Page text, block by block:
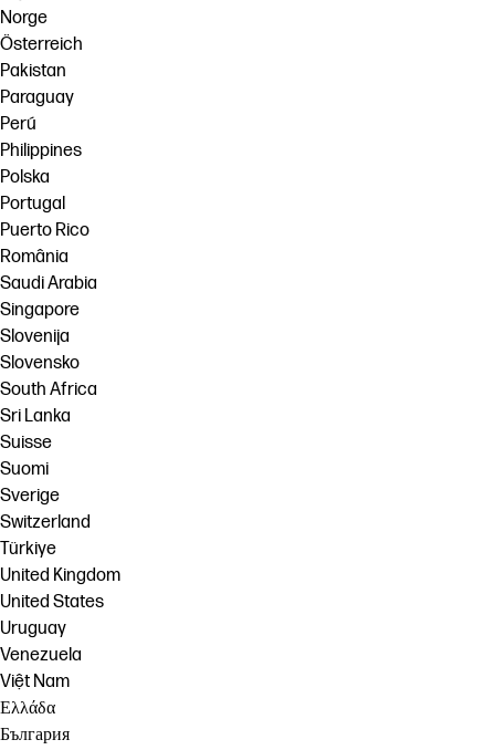
Norge
Österreich
Pakistan
Paraguay
Perú
Philippines
Polska
Portugal
Puerto Rico
România
Saudi Arabia
Singapore
Slovenija
Slovensko
South Africa
Sri Lanka
Suisse
Suomi
Sverige
Switzerland
Türkiye
United Kingdom
United States
Uruguay
Venezuela
Việt Nam
Ελλάδα
България